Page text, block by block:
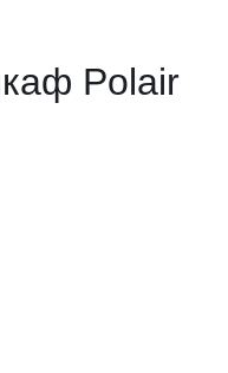
Polair